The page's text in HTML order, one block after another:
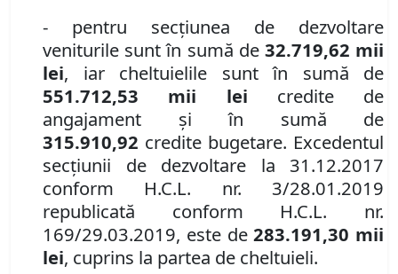
- pentru secţiunea de dezvoltare
veniturile sunt în sumă de 32.719,62 mii
lei, iar cheltuielile sunt în sumă de
551.712,53 mii lei credite de
angajament şi în sumă de
315.910,92 credite bugetare. Excedentul
secţiunii de dezvoltare la 31.12.2017
conform H.C.L. nr. 3/28.01.2019
republicată conform H.C.L. nr.
169/29.03.2019, este de283.191,30 mii
lei, cuprins la partea de cheltuieli.